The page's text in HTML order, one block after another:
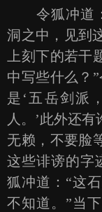
令狐冲道：
洞之中，见到
上刻下的若干
中写些什么？
是‘五岳剑派
人。’此外还
无赖，不要脸
这些诽谤的字
狐冲道：“这
不知道。”当